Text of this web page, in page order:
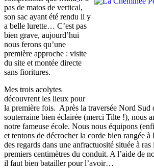
pas de matos de vertical,
son sac ayant été rendu il y
a belle lurette… C’est pas
bien grave, aujourd’hui
nous ferons qu’une
première approche : visite
du site et montée directe
sans fioritures.
Mes trois acolytes
découvrent les lieux pour
la première fois. Après la traversée Nord Sud
souterraine bien éclairée (merci Tilte !), nous
notre fameuse école. Nous nous équipons
et tentons de décrocher la corde bien rangée à
des regards dans une anfractuosité située à
premiers centimètres du conduit. A l’aide de
il faut bien batailler pour l’avoir…